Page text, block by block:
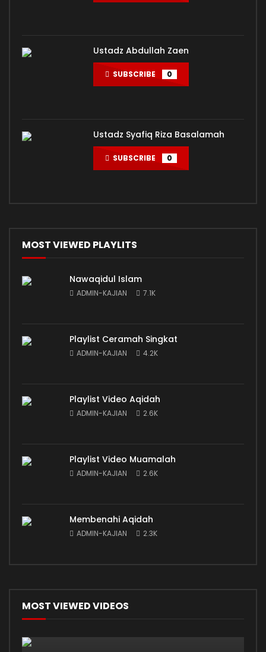
Ustadz Abdullah Zaen
SUBSCRIBE 0
Ustadz Syafiq Riza Basalamah
SUBSCRIBE 0
MOST VIEWED PLAYLITS
Nawaqidul Islam
ADMIN-KAJIAN 7.1K
Playlist Ceramah Singkat
ADMIN-KAJIAN 4.2K
Playlist Video Aqidah
ADMIN-KAJIAN 2.6K
Playlist Video Muamalah
ADMIN-KAJIAN 2.6K
Membenahi Aqidah
ADMIN-KAJIAN 2.3K
MOST VIEWED VIDEOS